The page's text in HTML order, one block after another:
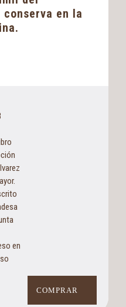
en la
en
COMPRAR